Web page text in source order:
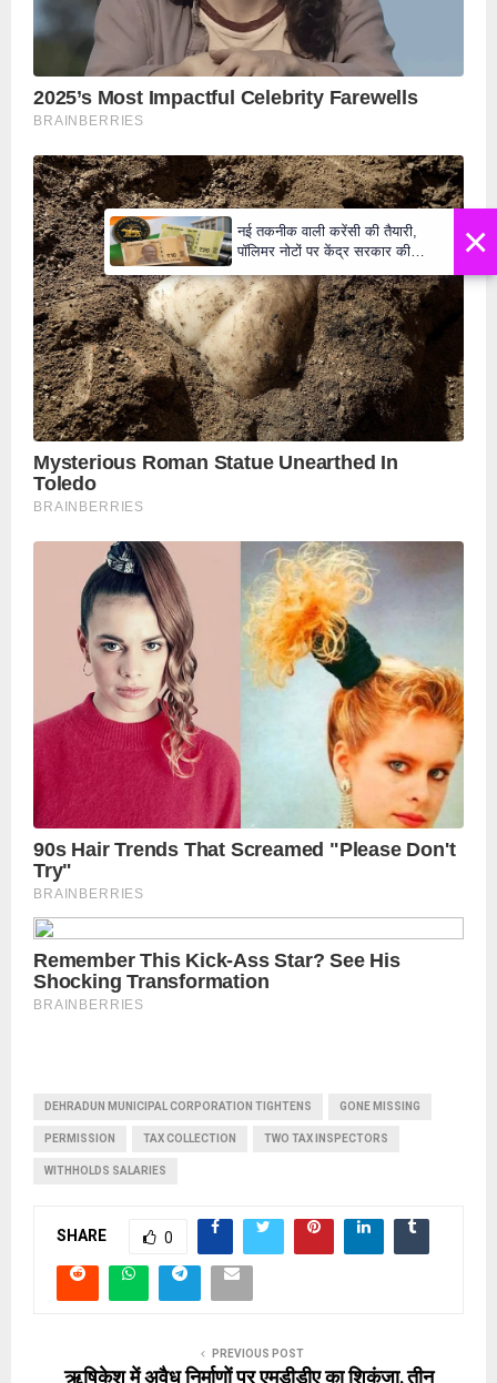
DEHRADUN MUNICIPAL CORPORATION TIGHTENS GONE MISSING
PERMISSION TAX COLLECTION TWO TAX INSPECTORS
WITHHOLDS SALARIES
SHARE 0
PREVIOUS POST
×
नई तकनीक वाली करेंसी की तैयारी,
पॉलिमर नोटों पर केंद्र सरकार की
₹10 और ₹20 के नोट - Daily Lok
Manch PM Modi U